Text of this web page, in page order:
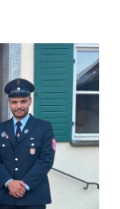
ersten